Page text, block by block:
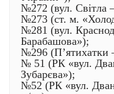
№272 (вул. Світла
№273 (ст. м.
№281 (вул.
Барабашова»);
№296 (П’ятихатки
№ 51 (РК «вул.
Зубарєва»);
№52 (РК «вул.